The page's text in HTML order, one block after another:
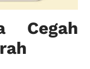
Cegah